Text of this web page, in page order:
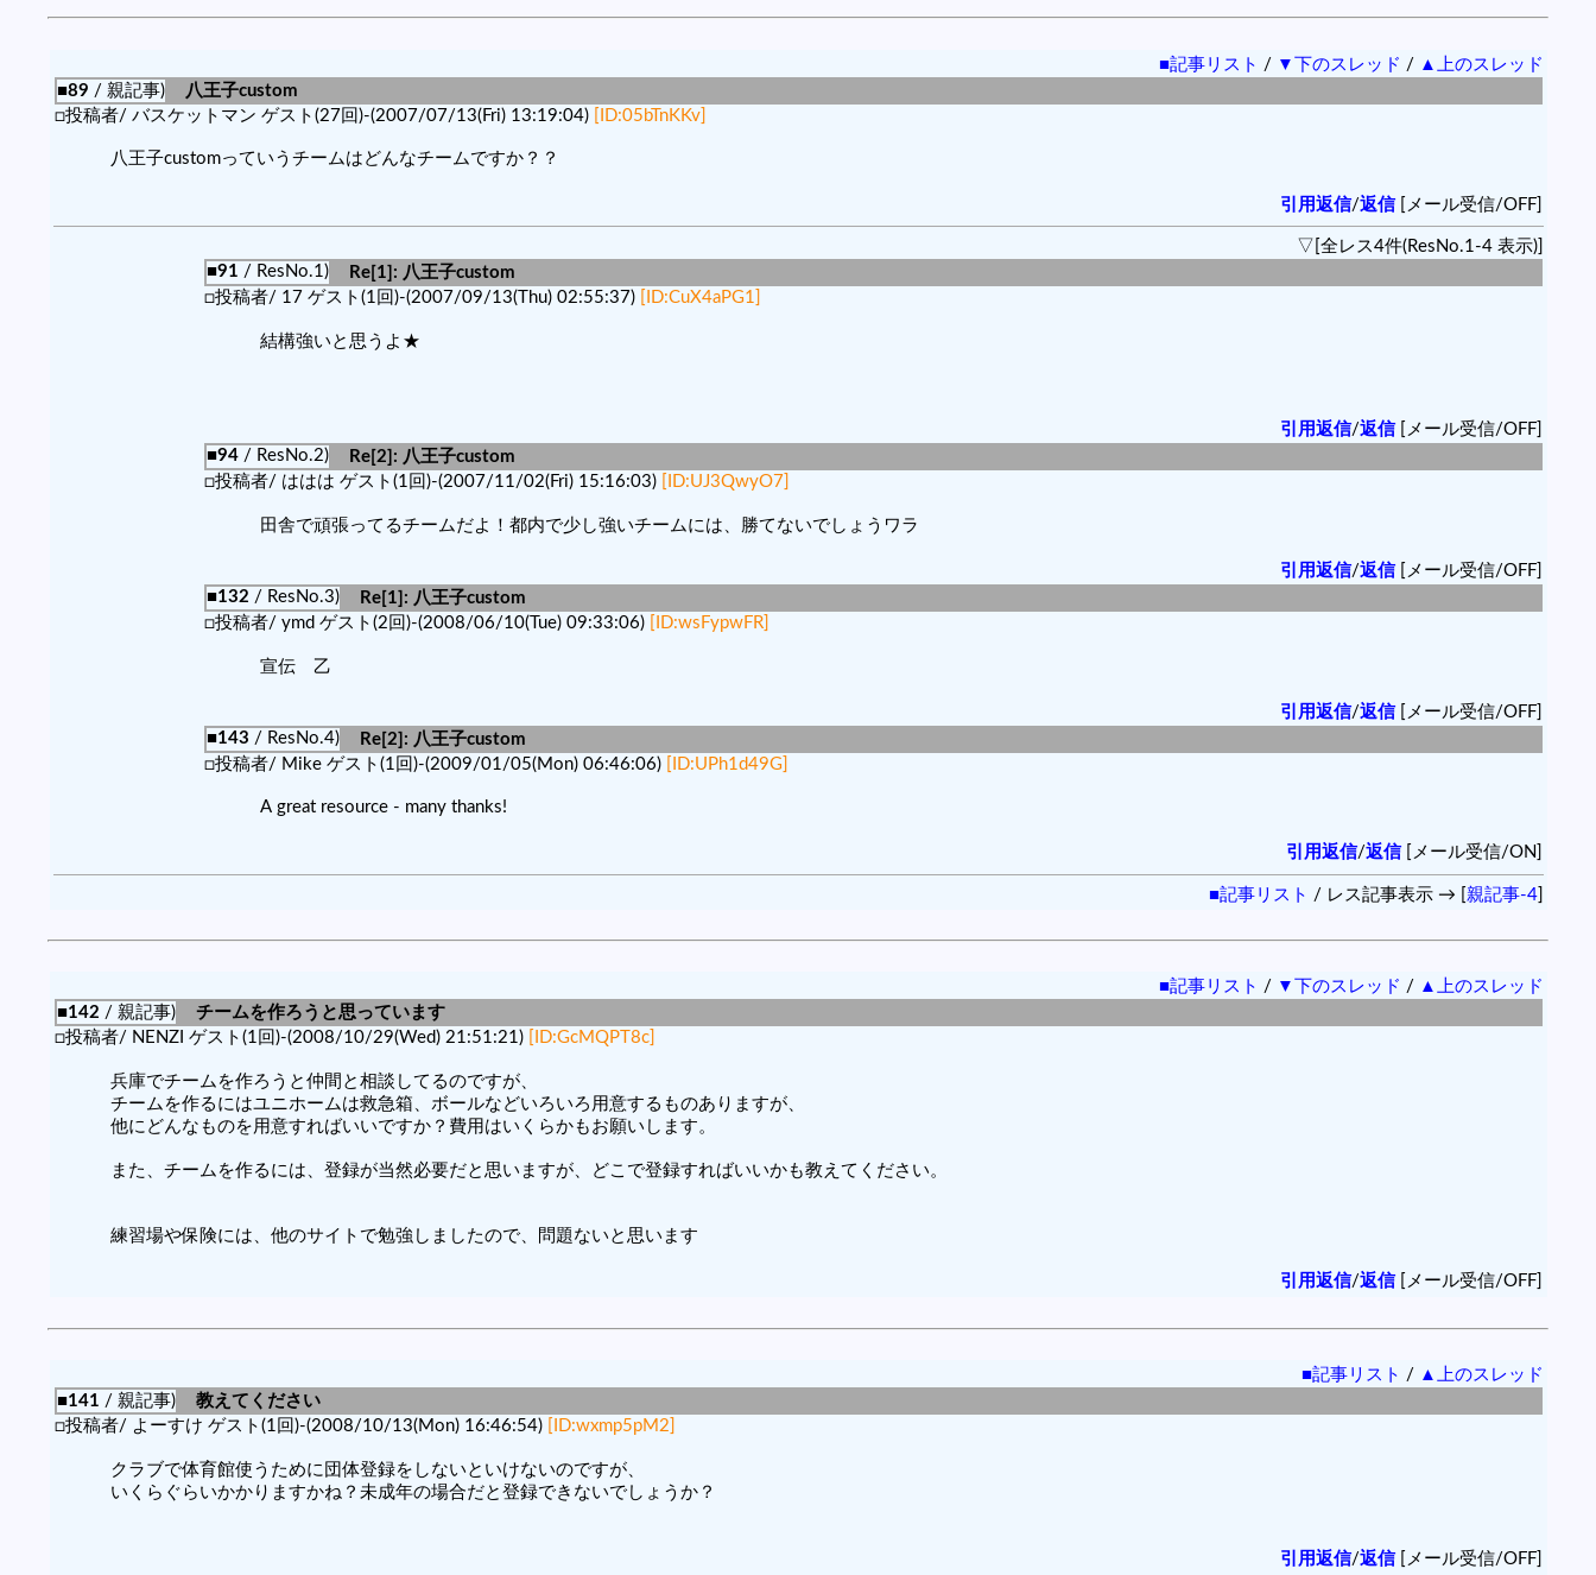
■記事リスト / ▼下のスレッド / ▲上のスレッド
■89 / 親記事)
八王子custom
□投稿者/ バスケットマン ゲスト(27回)-(2007/07/13(Fri) 13:19:04) [ID:05bTnKKv]
八王子customっていうチームはどんなチームですか？？
引用返信/返信[メール受信/OFF]
▽[全レス4件(ResNo.1-4 表示)]
■91 / ResNo.1)
Re[1]: 八王子custom
□投稿者/ 17 ゲスト(1回)-(2007/09/13(Thu) 02:55:37)
[ID:CuX4aPG1]
結構強いと思うよ★
引用返信/返信[メール受信/OFF]
■94/ ResNo.2)
Re[2]: 八王子custom
□投稿者/ ははは ゲスト(1回)-(2007/11/02(Fri) 15:16:03)
[ID:UJ3QwyO7]
田舎で頑張ってるチームだよ！都内で少し強いチームには、勝てないでしょうワラ
引用返信/返信[メール受信/OFF]
■132 / ResNo.3)
Re[1]: 八王子custom
□投稿者/ ymd ゲスト(2回)-(2008/06/10(Tue) 09:33:06)
[ID:wsFypwFR]
宣伝 乙
引用返信/返信[メール受信/OFF]
■143 / ResNo.4)
Re[2]: 八王子custom
□投稿者/ Mike ゲスト(1回)-(2009/01/05(Mon) 06:46:06)
[ID:UPh1d49G]
A great resource - many thanks!
引用返信/返信[メール受信/ON]
■記事リスト / レス記事表示 → [ 親記事-4]
■記事リスト / ▼下のスレッド / ▲上のスレッド
■142 / 親記事)
チームを作ろうと思っています
□投稿者/ NENZI ゲスト(1回)-(2008/10/29(Wed) 21:51:21)
[ID:GcMQPT8c]
兵庫でチームを作ろうと仲間と相談してるのですが、
チームを作るにはユニホームは救急箱、ボールなどいろいろ用意するものありますが、
他にどんなものを用意すればいいですか？費用はいくらかもお願いします。
また、チームを作るには、登録が当然必要だと思いますが、どこで登録すればいいかも教えてください。
練習場や保険には、他のサイトで勉強しましたので、問題ないと思います
引用返信/返信[メール受信/OFF]
■記事リスト / ▲上のスレッド
■141 / 親記事)
教えてください
□投稿者/ よーすけ ゲスト(1回)-(2008/10/13(Mon) 16:46:54)
[ID:wxmp5pM2]
クラブで体育館使うために団体登録をしないといけないのですが、
いくらぐらいかかりますかね？未成年の場合だと登録できないでしょうか？
引用返信/返信[メール受信/OFF]